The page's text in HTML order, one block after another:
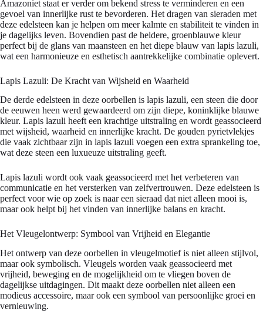
Amazoniet staat er verder om bekend stress te verminderen en een
gevoel van innerlijke rust te bevorderen. Het dragen van sieraden met
deze edelsteen kan je helpen om meer kalmte en stabiliteit te vinden in
je dagelijks leven. Bovendien past de heldere, groenblauwe kleur
perfect bij de glans van maansteen en het diepe blauw van lapis lazuli,
wat een harmonieuze en esthetisch aantrekkelijke combinatie oplevert.
Lapis Lazuli: De Kracht van Wijsheid en Waarheid
De derde edelsteen in deze oorbellen is lapis lazuli, een steen die door
de eeuwen heen werd gewaardeerd om zijn diepe, koninklijke blauwe
kleur. Lapis lazuli heeft een krachtige uitstraling en wordt geassocieerd
met wijsheid, waarheid en innerlijke kracht. De gouden pyrietvlekjes
die vaak zichtbaar zijn in lapis lazuli voegen een extra sprankeling toe,
wat deze steen een luxueuze uitstraling geeft.
Lapis lazuli wordt ook vaak geassocieerd met het verbeteren van
communicatie en het versterken van zelfvertrouwen. Deze edelsteen is
perfect voor wie op zoek is naar een sieraad dat niet alleen mooi is,
maar ook helpt bij het vinden van innerlijke balans en kracht.
Het Vleugelontwerp: Symbool van Vrijheid en Elegantie
Het ontwerp van deze oorbellen in vleugelmotief is niet alleen stijlvol,
maar ook symbolisch. Vleugels worden vaak geassocieerd met
vrijheid, beweging en de mogelijkheid om te vliegen boven de
dagelijkse uitdagingen. Dit maakt deze oorbellen niet alleen een
modieus accessoire, maar ook een symbool van persoonlijke groei en
vernieuwing.